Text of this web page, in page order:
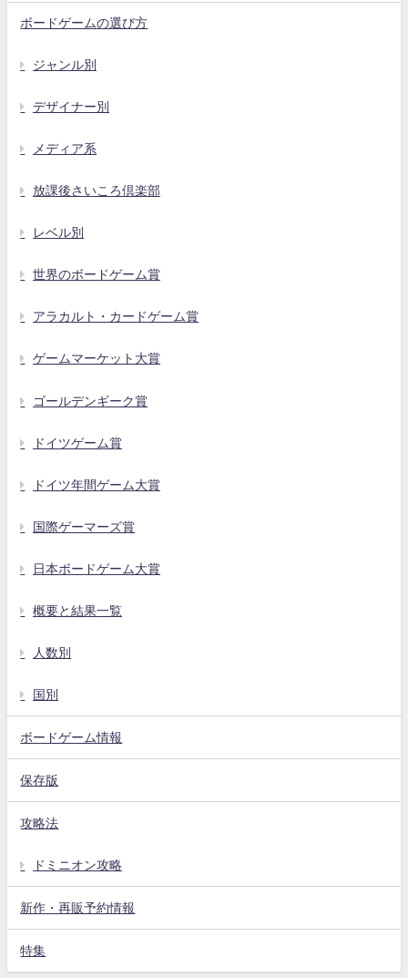
ボードゲームの選び方
ジャンル別
デザイナー別
メディア系
放課後さいころ倶楽部
レベル別
世界のボードゲーム賞
アラカルト・カードゲーム賞
ゲームマーケット大賞
ゴールデンギーク賞
ドイツゲーム賞
ドイツ年間ゲーム大賞
国際ゲーマーズ賞
日本ボードゲーム大賞
概要と結果一覧
人数別
国別
ボードゲーム情報
保存版
攻略法
ドミニオン攻略
新作・再販予約情報
特集